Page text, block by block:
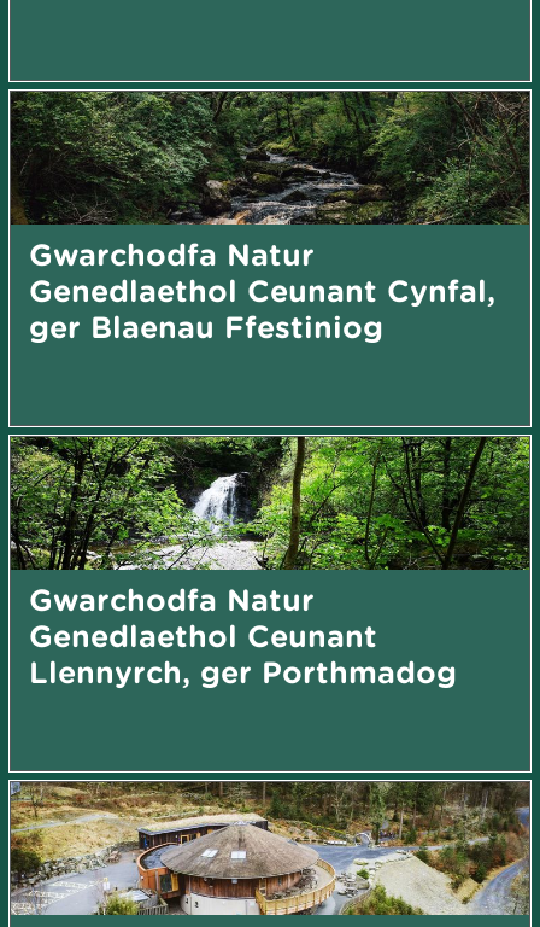
Gwarchodfa Natur
Genedlaethol Ceunant Cynfal,
ger Blaenau Ffestiniog
Gwarchodfa Natur
Genedlaethol Ceunant
Llennyrch, ger Porthmadog